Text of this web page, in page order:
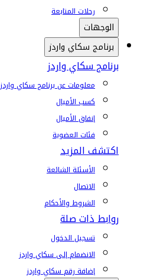
رحلات المتابعة
الوجهات
برنامج سكاي واردز
برنامج سكاي واردز
معلومات عن برنامج سكاي واردز
كسب الأميال
إنفاق الأميال
فئات العضوية
اكتشف المزيد
الأسئلة الشائعة
الاتصال
الشروط والأحكام
روابط ذات صلة
تسجيل الدخول
الانضمام إلى سكاي واردز
إضافة رقم سكاي واردز